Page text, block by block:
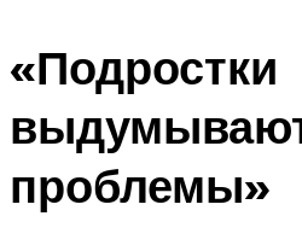
«Подростки
проблемы»